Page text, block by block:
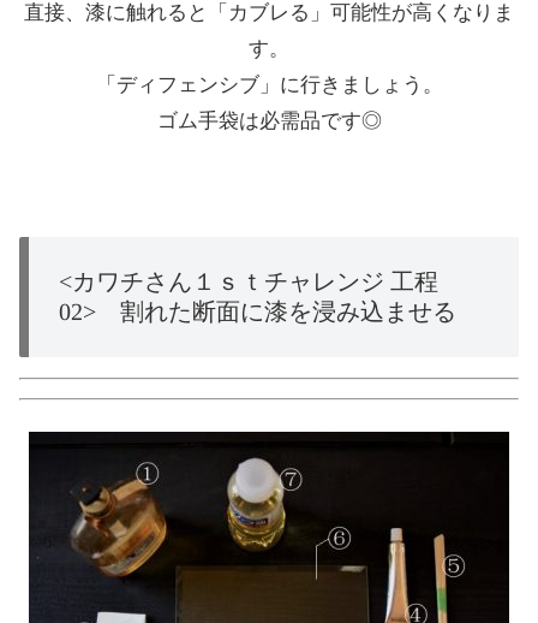
直接、漆に触れると「カブレる」可能性が高くなりま
す。
「ディフェンシブ」に行きましょう。
ゴム手袋は必需品です◎
<カワチさん１ｓｔチャレンジ 工程
02> 割れた断面に漆を浸み込ませる